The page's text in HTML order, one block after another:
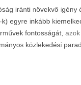
iránti növekvő igény
k) egyre inkább
fontosságát,
közlekedési